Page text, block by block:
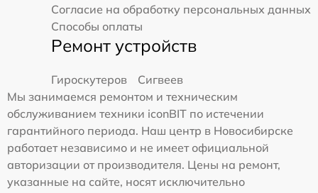
Согласие на обработку персональных данных
Способы оплаты
Ремонт устройств
Гироскутеров
Сигвеев
Мы занимаемся ремонтом и техническим
обслуживанием техники iconBIT по истечении
гарантийного периода. Наш центр в Новосибирске
работает независимо и не имеет официальной
авторизации от производителя. Цены на ремонт,
указанные на сайте, носят исключительно